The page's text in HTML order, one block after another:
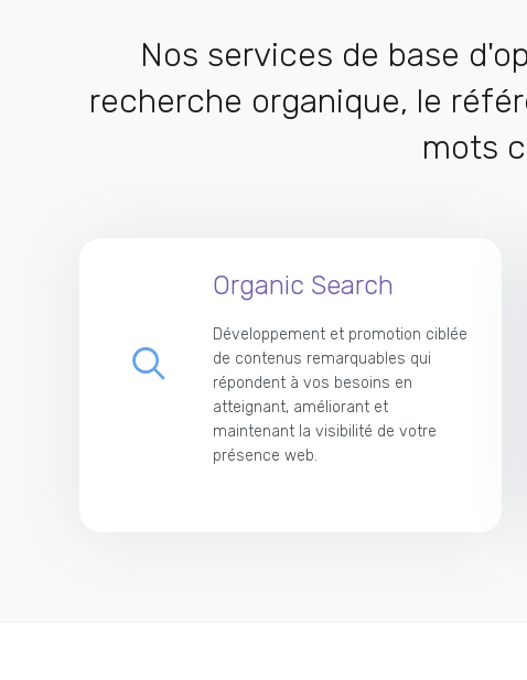
Nos services de base
recherche organique, le
mots
Organic Search
Développement et promotion ciblée
de contenus remarquables qui
répondent à vos besoins en
atteignant, améliorant et
maintenant la visibilité de votre
présence web.